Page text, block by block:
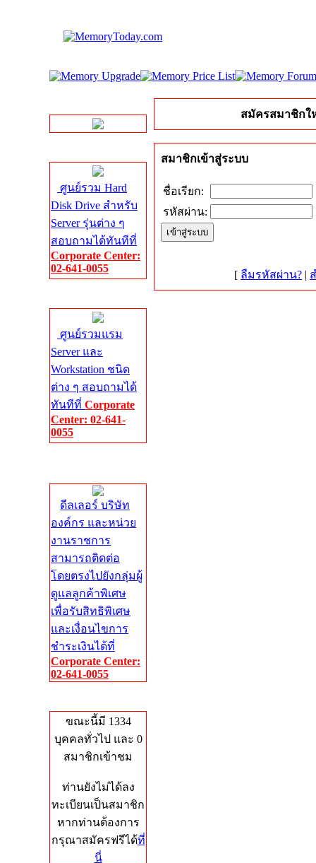
ศูนย์รวม Hard
Disk Drive สำหรับ
Server รุ่นต่าง ๆ
สอบถามได้ทันทีที่
Corporate Center:
02-641-0055
ศูนย์รวมแรม
Server และ
Workstation ชนิด
ต่าง ๆ สอบถามได้
ทันทีที่ Corporate
Center: 02-641-
0055
ดีลเลอร์ บริษัท
องค์กร และหน่วย
งานราชการ
สามารถติดต่อ
โดยตรงไปยังกลุ่มผู้
ดูแลลูกค้าพิเศษ
เพื่อรับสิทธิพิเศษ
และเงื่อนไขการ
ชำระเงินได้ที่
Corporate Center:
02-641-0055
ขณะนี้มี 1334
บุคคลทั่วไป และ 0
สมาชิกเข้าชม
ท่านยังไม่ได้ลง
ทะเบียนเป็นสมาชิก
หากท่านต้องการ
กรุณาสมัครฟรีได้ที่
นี่
สมัครสมาชิกใ
สมาชิกเข้าสู่ระบบ
ชื่อเรียก:
รหัสผ่าน:
[ ลืมรหัสผ่าน? |